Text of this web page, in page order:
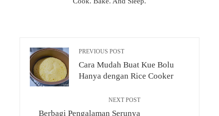
PREVIOUS POST
Cara Mudah Buat Kue Bolu
Hanya dengan Rice Cooker
NEXT POST
Berbagi Pengalaman Serunya